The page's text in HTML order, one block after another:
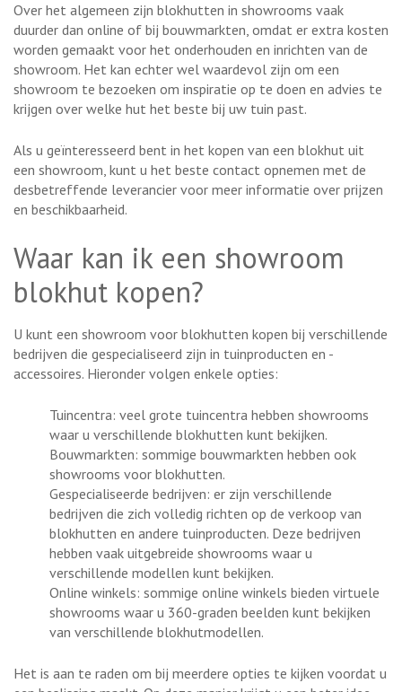
Over het algemeen zijn blokhutten in showrooms vaak
duurder dan online of bij bouwmarkten, omdat er extra kosten
worden gemaakt voor het onderhouden en inrichten van de
showroom. Het kan echter wel waardevol zijn om een
showroom te bezoeken om inspiratie op te doen en advies te
krijgen over welke hut het beste bij uw tuin past.
Als u geïnteresseerd bent in het kopen van een blokhut uit
een showroom, kunt u het beste contact opnemen met de
desbetreffende leverancier voor meer informatie over prijzen
en beschikbaarheid.
Waar kan ik een showroom
blokhut kopen?
U kunt een showroom voor blokhutten kopen bij verschillende
bedrijven die gespecialiseerd zijn in tuinproducten en -
accessoires. Hieronder volgen enkele opties:
Tuincentra: veel grote tuincentra hebben showrooms
waar u verschillende blokhutten kunt bekijken.
Bouwmarkten: sommige bouwmarkten hebben ook
showrooms voor blokhutten.
Gespecialiseerde bedrijven: er zijn verschillende
bedrijven die zich volledig richten op de verkoop van
blokhutten en andere tuinproducten. Deze bedrijven
hebben vaak uitgebreide showrooms waar u
verschillende modellen kunt bekijken.
Online winkels: sommige online winkels bieden virtuele
showrooms waar u 360-graden beelden kunt bekijken
van verschillende blokhutmodellen.
Het is aan te raden om bij meerdere opties te kijken voordat u